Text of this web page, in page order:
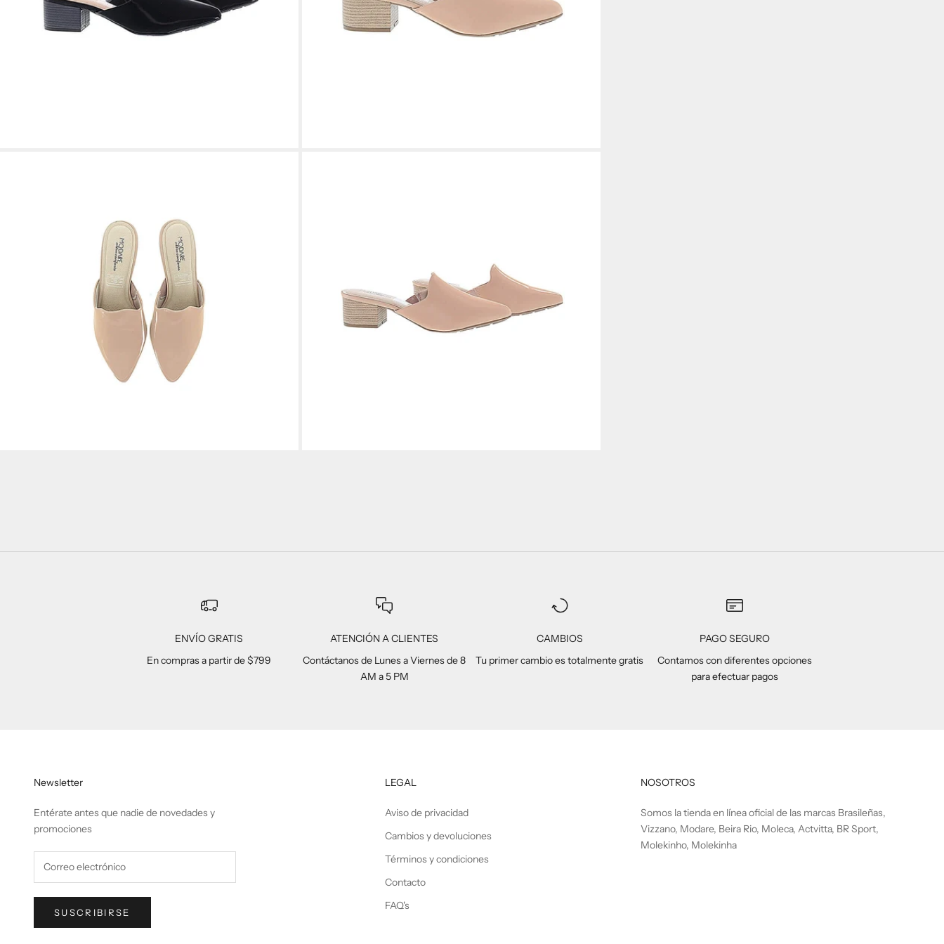
ENVÍO GRATIS
En compras a partir de $799
ATENCIÓN A CLIENTES
Contáctanos de Lunes a Viernes de 8
AM a 5 PM
CAMBIOS
Tu primer cambio es totalmente gratis
PAGO SEGURO
Contamos con diferentes opciones
para efectuar pagos
Newsletter
Entérate antes que nadie de novedades y
promociones
SUSCRIBIRSE
LEGAL
Aviso de privacidad
Cambios y devoluciones
Términos y condiciones
Contacto
FAQ's
NOSOTROS
Somos la tienda en línea oficial de las marcas Brasileñas,
Vizzano, Modare, Beira Rio, Moleca, Actvitta, BR Sport,
Molekinho, Molekinha